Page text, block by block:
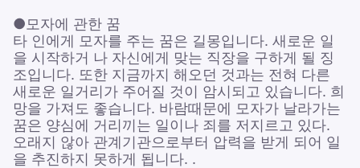
●모자에 관한 꿈
타 인에게 모자를 주는 꿈은 길몽입니다. 새로운 일
을 시작하거 나 자신에게 맞는 직장을 구하게 될 징
조입니다. 또한 지금까지 해오던 것과는 전혀 다른
새로운 일거리가 주어질 것이 암시되고 있습니다. 희
망을 가져도 좋습니다. 바람때문에 모자가 날라가는
꿈은 양심에 거리끼는 일이나 죄를 저지르고 있다.
오래지 않아 관계기관으로부터 압력을 받게 되어 일
을 추진하지 못하게 됩니다. .